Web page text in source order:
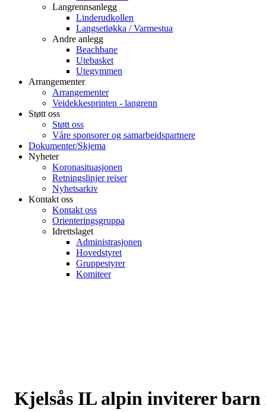
Langrennsanlegg
Linderudkollen
Langsetløkka / Varmestua
Andre anlegg
Beachbane
Utebasket
Utegymmen
Arrangementer
Arrangementer
Veidekkesprinten - langrenn
Støtt oss
Støtt oss
Våre sponsorer og samarbeidspartnere
Dokumenter/Skjema
Nyheter
Koronasituasjonen
Retningslinjer reiser
Nyhetsarkiv
Kontakt oss
Kontakt oss
Orienteringsgruppa
Idrettslaget
Administrasjonen
Hovedstyret
Gruppestyrer
Komiteer
Kjelsås IL alpin inviterer barn